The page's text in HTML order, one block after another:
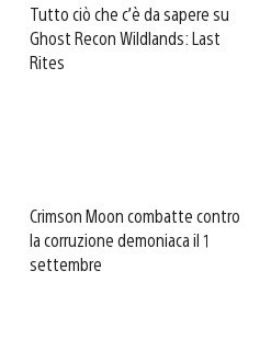
Tutto ciò che c’è da sapere su
Ghost Recon Wildlands: Last
Rites
Crimson Moon combatte contro
la corruzione demoniaca il 1
settembre